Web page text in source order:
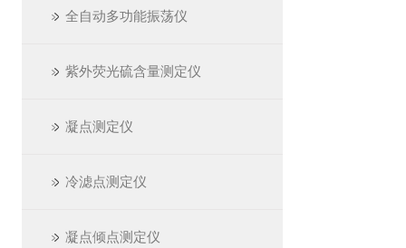
全自动多功能振荡仪
紫外荧光硫含量测定仪
凝点测定仪
冷滤点测定仪
凝点倾点测定仪